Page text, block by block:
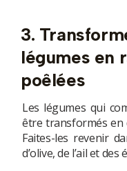
3.
légumes en
poêlées
Les légumes qui
être transformés en
Faites-les revenir
d’olive, de l’ail et